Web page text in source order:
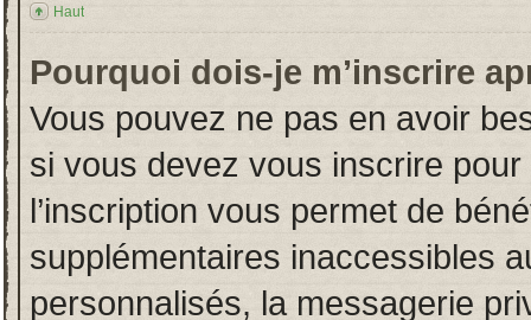
Haut
Pourquoi dois-je m’inscrire
Vous pouvez ne pas en avoir
si vous devez vous inscrire
l’inscription vous permet de
supplémentaires inaccessibles
personnalisés, la messagerie